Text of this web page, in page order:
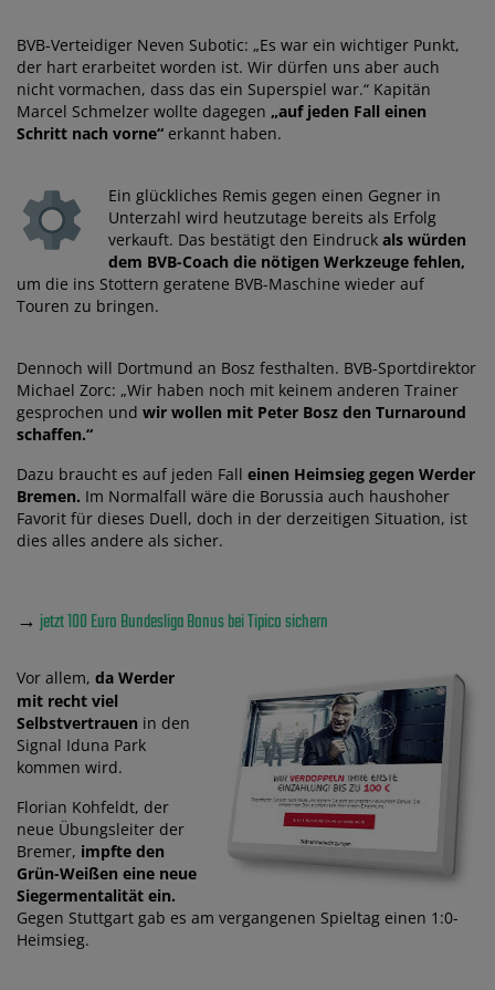
BVB-Verteidiger Neven Subotic: „Es war ein wichtiger Punkt,
der hart erarbeitet worden ist. Wir dürfen uns aber auch
nicht vormachen, dass das ein Superspiel war.“ Kapitän
Marcel Schmelzer wollte dagegen „auf jeden Fall einen
Schritt nach vorne“ erkannt haben.
Ein glückliches Remis gegen einen Gegner in
Unterzahl wird heutzutage bereits als Erfolg
verkauft. Das bestätigt den Eindruckals würden
dem BVB-Coach die nötigen Werkzeuge fehlen,
um die ins Stottern geratene BVB-Maschine wieder auf
Touren zu bringen.
Dennoch will Dortmund an Bosz festhalten. BVB-Sportdirektor
Michael Zorc: „Wir haben noch mit keinem anderen Trainer
gesprochen und wir wollen mit Peter Bosz den Turnaround
schaffen.“
Dazu braucht es auf jeden Fall einen Heimsieg gegen Werder
Bremen. Im Normalfall wäre die Borussia auch haushoher
Favorit für dieses Duell, doch in der derzeitigen Situation, ist
dies alles andere als sicher.
→ jetzt 100 Euro Bundesliga Bonus bei Tipico sichern
Vor allem, da Werder
mit recht viel
Selbstvertrauen in den
Signal Iduna Park
kommen wird.
Florian Kohfeldt, der
neue Übungsleiter der
Bremer, impfte den
Grün-Weißen eine neue
Siegermentalität ein.
Gegen Stuttgart gab es am vergangenen Spieltag einen 1:0-
Heimsieg.